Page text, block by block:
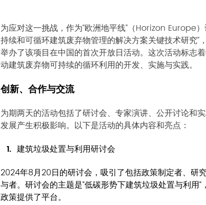
为应对这一挑战，作为“欧洲地平线”（Horizon Europe
持续和可循环建筑废弃物管理的解决方案关键技术研究
举办了该项目在中国的首次开放日活动。这次活动标志
动建筑废弃物可持续的循环利用的开发、实施与实践。
创新、合作与交流
为期两天的活动包括了研讨会、专家演讲、公开讨论和
发展产生积极影响。以下是活动的具体内容和亮点：
建筑垃圾处置与利用研讨会
2024年8月20日的研讨会，吸引了包括政策制定者、研
与者。研讨会的主题是“低碳形势下建筑垃圾处置与利用
政策提供了平台。